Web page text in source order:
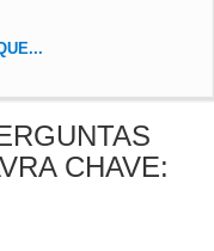
CHAVE: